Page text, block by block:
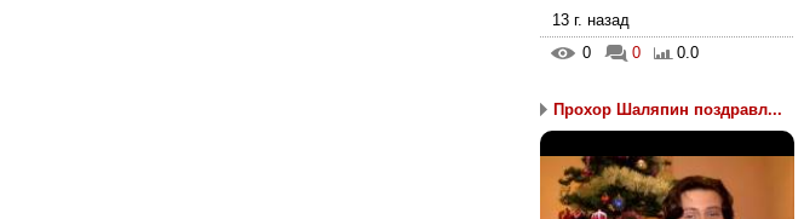
13 г. назад
0
0 0.0
Прохор Шаляпин поздравл...